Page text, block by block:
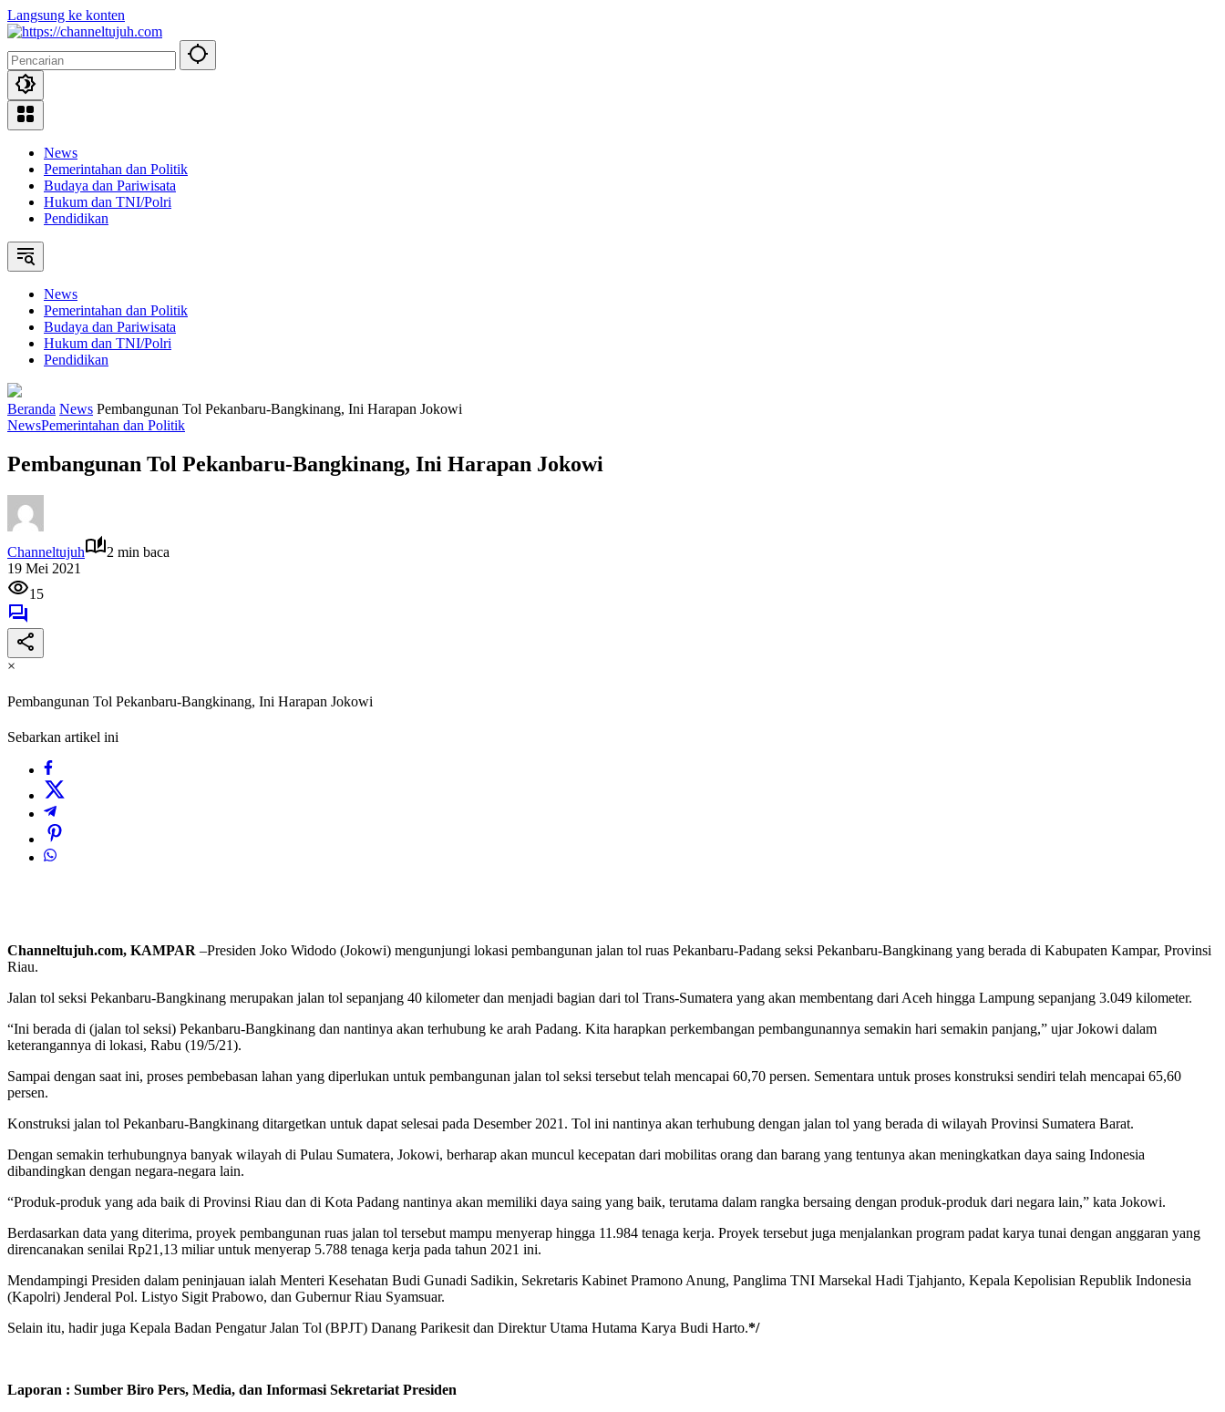
Langsung ke konten
News
Pemerintahan dan Politik
Budaya dan Pariwisata
Hukum dan TNI/Polri
Pendidikan
News
Pemerintahan dan Politik
Budaya dan Pariwisata
Hukum dan TNI/Polri
Pendidikan
Beranda News Pembangunan Tol Pekanbaru-Bangkinang, Ini Harapan Jokowi
NewsPemerintahan dan Politik
Pembangunan Tol Pekanbaru-Bangkinang, Ini Harapan Jokowi
Channeltujuh
2 min baca
19 Mei 2021
15
×
Pembangunan Tol Pekanbaru-Bangkinang, Ini Harapan Jokowi
Sebarkan artikel ini
Channeltujuh.com, KAMPAR –Presiden Joko Widodo (Jokowi) mengunjungi lokasi pembangunan jalan tol ruas Pekanbaru-Padang seksi Pekanbaru-Bangkinang yang berada di Kabupaten Kampar, Provinsi
Riau.
Jalan tol seksi Pekanbaru-Bangkinang merupakan jalan tol sepanjang 40 kilometer dan menjadi bagian dari tol Trans-Sumatera yang akan membentang dari Aceh hingga Lampung sepanjang 3.049 kilometer.
“Ini berada di (jalan tol seksi) Pekanbaru-Bangkinang dan nantinya akan terhubung ke arah Padang. Kita harapkan perkembangan pembangunannya semakin hari semakin panjang,” ujar Jokowi dalam
keterangannya di lokasi, Rabu (19/5/21).
Sampai dengan saat ini, proses pembebasan lahan yang diperlukan untuk pembangunan jalan tol seksi tersebut telah mencapai 60,70 persen. Sementara untuk proses konstruksi sendiri telah mencapai 65,60
persen.
Konstruksi jalan tol Pekanbaru-Bangkinang ditargetkan untuk dapat selesai pada Desember 2021. Tol ini nantinya akan terhubung dengan jalan tol yang berada di wilayah Provinsi Sumatera Barat.
Dengan semakin terhubungnya banyak wilayah di Pulau Sumatera, Jokowi, berharap akan muncul kecepatan dari mobilitas orang dan barang yang tentunya akan meningkatkan daya saing Indonesia
dibandingkan dengan negara-negara lain.
“Produk-produk yang ada baik di Provinsi Riau dan di Kota Padang nantinya akan memiliki daya saing yang baik, terutama dalam rangka bersaing dengan produk-produk dari negara lain,” kata Jokowi.
Berdasarkan data yang diterima, proyek pembangunan ruas jalan tol tersebut mampu menyerap hingga 11.984 tenaga kerja. Proyek tersebut juga menjalankan program padat karya tunai dengan anggaran yang
direncanakan senilai Rp21,13 miliar untuk menyerap 5.788 tenaga kerja pada tahun 2021 ini.
Mendampingi Presiden dalam peninjauan ialah Menteri Kesehatan Budi Gunadi Sadikin, Sekretaris Kabinet Pramono Anung, Panglima TNI Marsekal Hadi Tjahjanto, Kepala Kepolisian Republik Indonesia
(Kapolri) Jenderal Pol. Listyo Sigit Prabowo, dan Gubernur Riau Syamsuar.
Selain itu, hadir juga Kepala Badan Pengatur Jalan Tol (BPJT) Danang Parikesit dan Direktur Utama Hutama Karya Budi Harto.*/
Laporan : Sumber Biro Pers, Media, dan Informasi Sekretariat Presiden